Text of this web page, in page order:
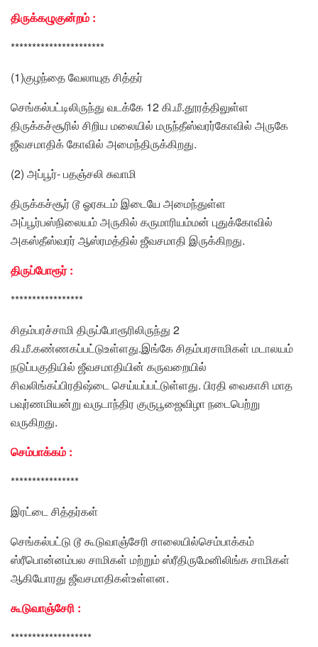
திருக்கழுகுன்றம் :
**********************
(1)குழந்தை வேலாயுத சித்தர்
செங்கல்பட்டிலிருந்து வடக்கே 12 கி.மீ.தூரத்திலுள்ள
திருக்கச்சூரில் சிறிய மலையில் மருந்தீஸ்வரர்கோவில் அருகே
ஜீவசமாதிக் கோவில் அமைந்திருக்கிறது.
(2) அப்பூர்- பதஞ்சலி சுவாமி
திருக்கச்சூர் டூ ஓரகடம் இடையே அமைந்துள்ள
அப்பூர்பஸ்நிலையம் அருகில் கருமாரியம்மன் புதுக்கோவில்
அகஸ்தீஸ்வரர் ஆஸ்ரமத்தில் ஜீவசமாதி இருக்கிறது.
திருப்போரூர் :
*****************
சிதம்பரச்சாமி திருப்போரூரிலிருந்து 2
கி.மீ.கண்ணகப்பட்டுஉள்ளது.இங்கே சிதம்பரசாமிகள் மடாலயம்
நடுப்பகுதியில் ஜீவசமாதியின் கருவறையில்
சிவலிங்கப்பிரதிஷ்டை செய்யப்பட்டுள்ளது. பிரதி வைகாசி மாத
பவுர்ணமியன்று வருடாந்திர குருபூஜைவிழா நடைபெற்று
வருகிறது.
செம்பாக்கம் :
****************
இரட்டை சித்தர்கள்
செங்கல்பட்டு டூ கூடுவாஞ்சேரி சாலையில்செம்பாக்கம்
ஸ்ரீபொன்னம்பல சாமிகள் மற்றும் ஸ்ரீதிருமேனிலிங்க சாமிகள்
ஆகியோரது ஜீவசமாதிகள்உள்ளன.
கூடுவாஞ்சேரி :
*******************